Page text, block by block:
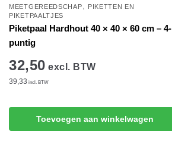
MEETGEREEDSCHAP, PIKETTEN EN
PIKETPAALTJES
Piketpaal Hardhout 40 × 40 × 60 cm – 4-
puntig
32,50 excl. BTW
39,33 incl. BTW
Toevoegen aan winkelwagen